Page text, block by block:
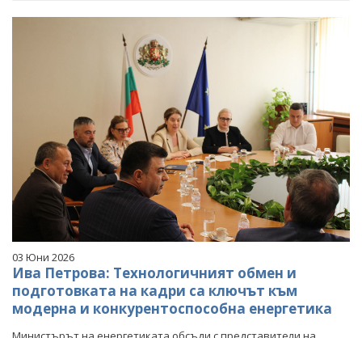
03 Юни 2026
Ива Петрова: Технологичният обмен и
подготовката на кадри са ключът към
модерна и конкурентоспособна енергетика